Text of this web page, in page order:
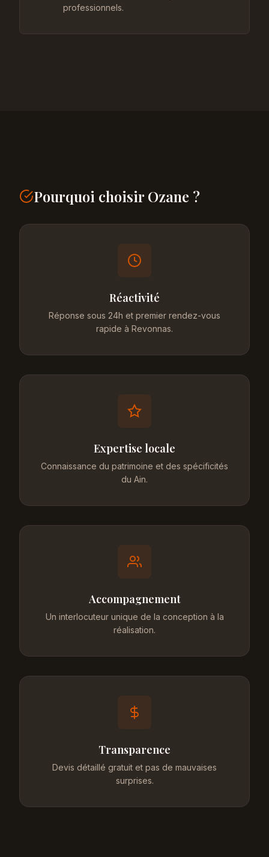
professionnels.
Pourquoi choisir Ozane ?
Réactivité
Réponse sous 24h et premier rendez-vous
rapide à Revonnas.
Expertise locale
Connaissance du patrimoine et des spécificités
du Ain.
Accompagnement
Un interlocuteur unique de la conception à la
réalisation.
Transparence
Devis détaillé gratuit et pas de mauvaises
surprises.